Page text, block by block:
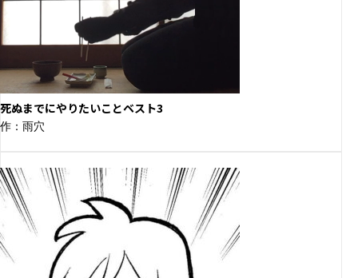
死ぬまでにやりたいことベスト3
作：雨穴